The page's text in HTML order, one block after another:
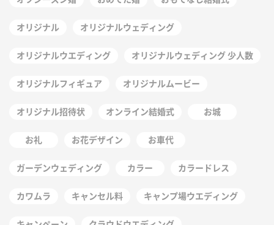
オリジナル オリジナルウェディング
オリジナルウエディング オリジナルウェディング 少人数
オリジナルフィギュア オリジナルムービー
オリジナル招待状 オンライン結婚式 お城
お礼 お花デザイン お車代
ガーデンウェディング カラー カラードレス
カワムラ キャンセル料 キャンプ場ウエディング